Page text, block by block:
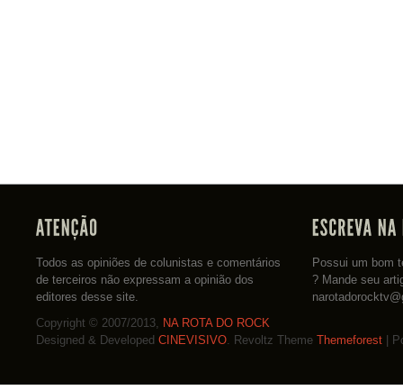
Todos as opiniões de colunistas e comentários
de terceiros não expressam a opinião dos
editores desse site.
Possui um bom
? Mande seu
Copyright © 2007/2013, NA ROTA DO ROCK
Designed & Developed CINEVISIVO. Revoltz Theme Themeforest |